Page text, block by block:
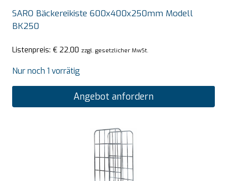
SARO Bäckereikiste 600x400x250mm Modell
BK250
Listenpreis: € 22,00 zzgl. gesetzlicher MwSt.
Nur noch 1 vorrätig
Angebot anfordern